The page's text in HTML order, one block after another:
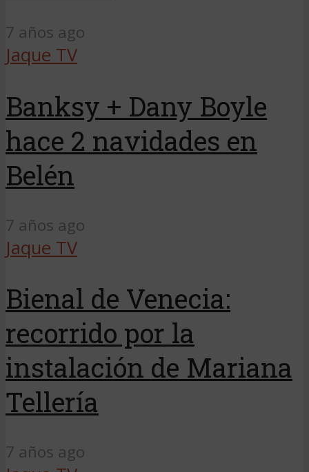
7 años ago
Jaque TV
Banksy + Dany Boyle
hace 2 navidades en
Belén
7 años ago
Jaque TV
Bienal de Venecia:
recorrido por la
instalación de Mariana
Tellería
7 años ago